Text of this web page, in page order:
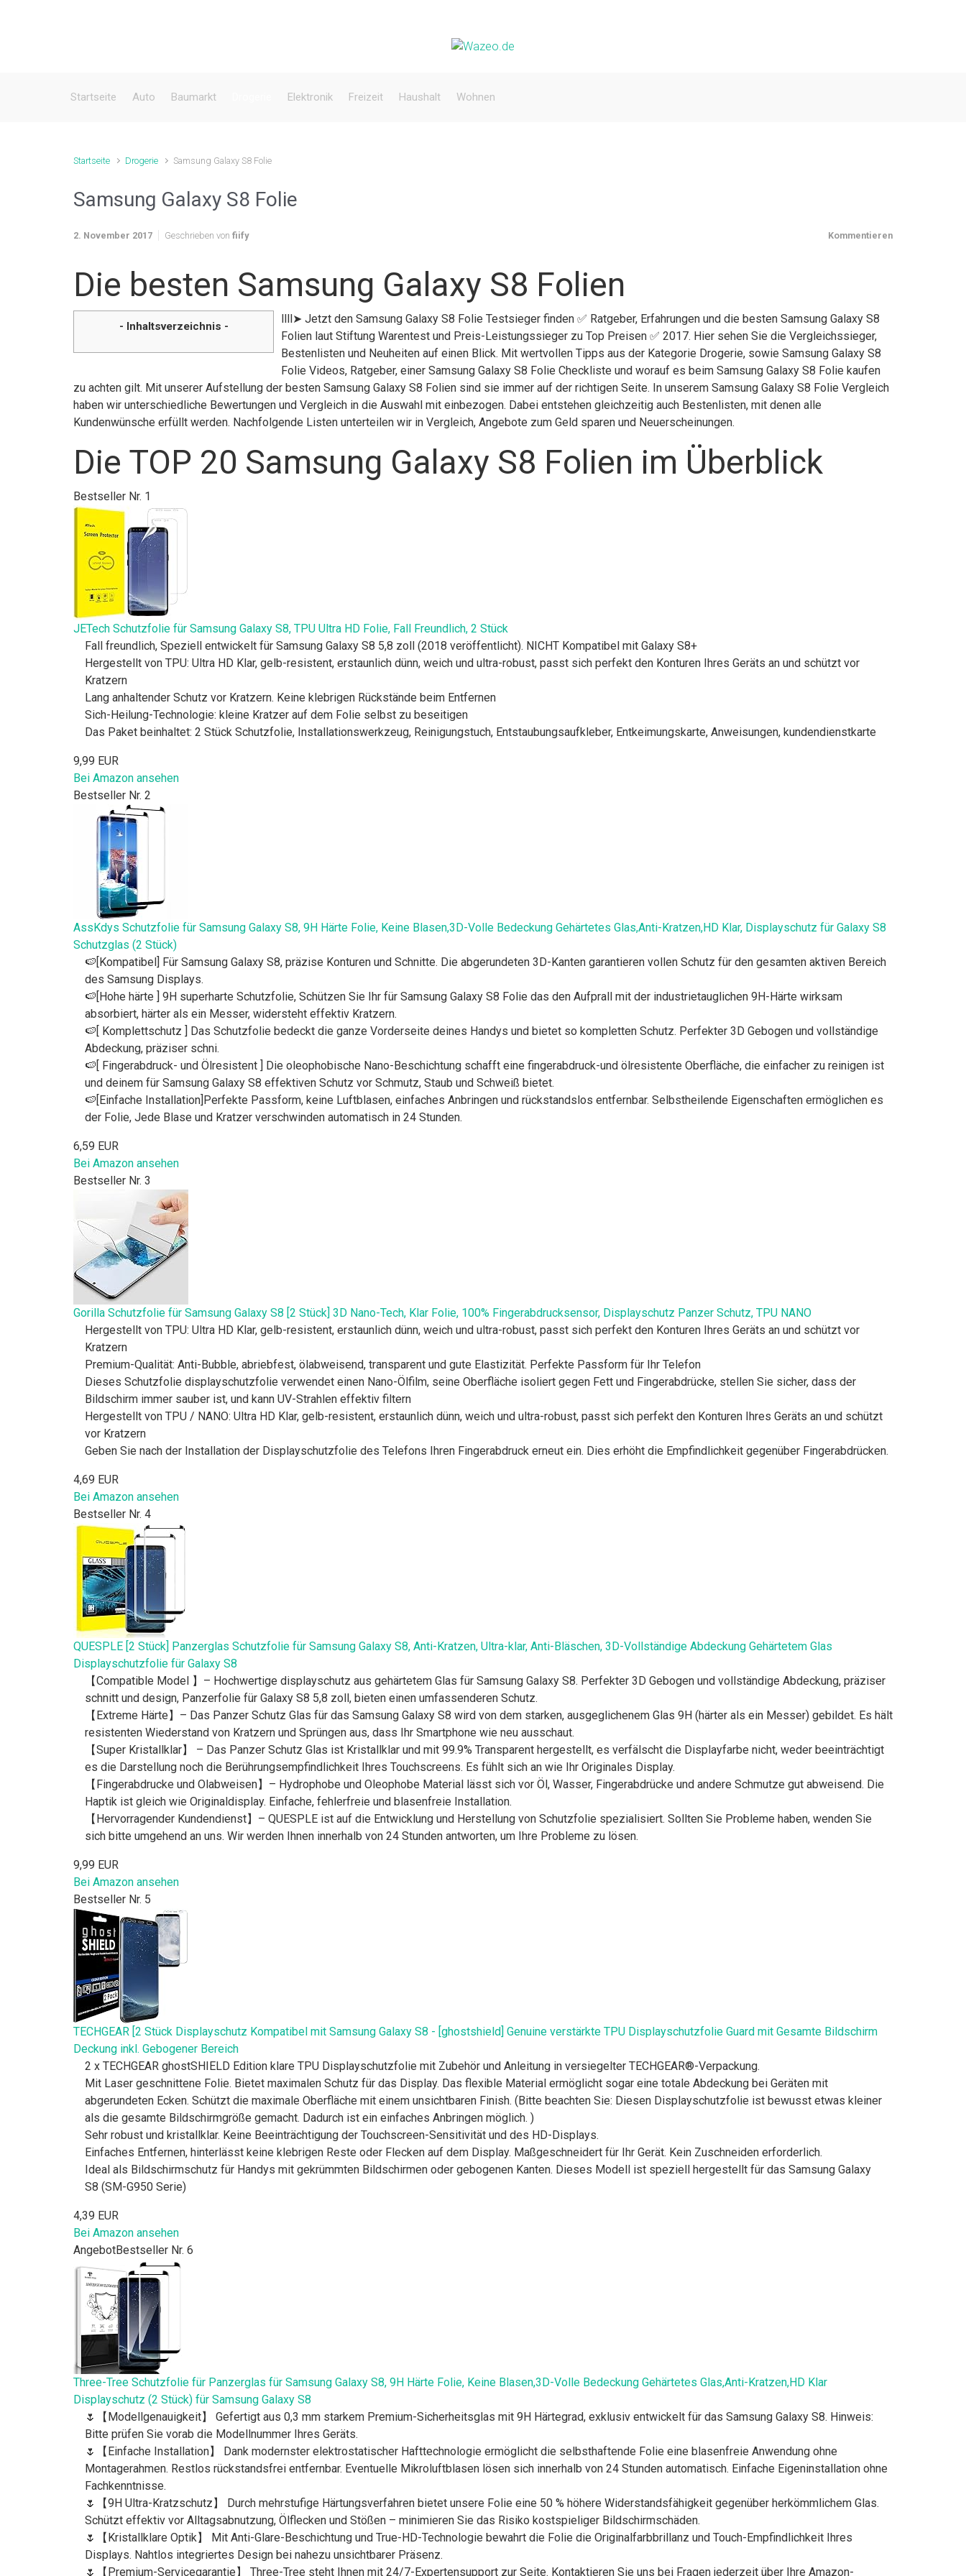
Startseite Auto Baumarkt Elektronik Freizeit Haushalt Wohnen
Startseite Drogerie Samsung Galaxy S8 Folie
Samsung Galaxy S8 Folie
2. November 2017 Geschrieben von fiify Kommentieren
Die besten Samsung Galaxy S8 Folien
- Inhaltsverzeichnis -
llll➤ Jetzt den Samsung Galaxy S8 Folie Testsieger finden ✅ Ratgeber, Erfahrungen und die besten Samsung Galaxy S8
Folien laut Stiftung Warentest und Preis-Leistungssieger zu Top Preisen ✅ 2017. Hier sehen Sie die Vergleichssieger,
Bestenlisten und Neuheiten auf einen Blick. Mit wertvollen Tipps aus der Kategorie Drogerie, sowie Samsung Galaxy S8
Folie Videos, Ratgeber, einer Samsung Galaxy S8 Folie Checkliste und worauf es beim Samsung Galaxy S8 Folie kaufen
zu achten gilt. Mit unserer Aufstellung der besten Samsung Galaxy S8 Folien sind sie immer auf der richtigen Seite. In unserem Samsung Galaxy S8 Folie Vergleich
haben wir unterschiedliche Bewertungen und Vergleich in die Auswahl mit einbezogen. Dabei entstehen gleichzeitig auch Bestenlisten, mit denen alle
Kundenwünsche erfüllt werden. Nachfolgende Listen unterteilen wir in Vergleich, Angebote zum Geld sparen und Neuerscheinungen.
Die TOP 20 Samsung Galaxy S8 Folien im Überblick
Bestseller Nr. 1
JETech Schutzfolie für Samsung Galaxy S8, TPU Ultra HD Folie, Fall Freundlich, 2 Stück
Fall freundlich, Speziell entwickelt für Samsung Galaxy S8 5,8 zoll (2018 veröffentlicht). NICHT Kompatibel mit Galaxy S8+
Hergestellt von TPU: Ultra HD Klar, gelb-resistent, erstaunlich dünn, weich und ultra-robust, passt sich perfekt den Konturen Ihres Geräts an und schützt vor
Kratzern
Lang anhaltender Schutz vor Kratzern. Keine klebrigen Rückstände beim Entfernen
Sich-Heilung-Technologie: kleine Kratzer auf dem Folie selbst zu beseitigen
Das Paket beinhaltet: 2 Stück Schutzfolie, Installationswerkzeug, Reinigungstuch, Entstaubungsaufkleber, Entkeimungskarte, Anweisungen, kundendienstkarte
9,99 EUR
Bei Amazon ansehen
Bestseller Nr. 2
AssKdys Schutzfolie für Samsung Galaxy S8, 9H Härte Folie, Keine Blasen,3D-Volle Bedeckung Gehärtetes Glas,Anti-Kratzen,HD Klar, Displayschutz für Galaxy S8
Schutzglas (2 Stück)
🍉[Kompatibel] Für Samsung Galaxy S8, präzise Konturen und Schnitte. Die abgerundeten 3D-Kanten garantieren vollen Schutz für den gesamten aktiven Bereich
des Samsung Displays.
🍉[Hohe härte ] 9H superharte Schutzfolie, Schützen Sie Ihr für Samsung Galaxy S8 Folie das den Aufprall mit der industrietauglichen 9H-Härte wirksam
absorbiert, härter als ein Messer, widersteht effektiv Kratzern.
🍉[ Komplettschutz ] Das Schutzfolie bedeckt die ganze Vorderseite deines Handys und bietet so kompletten Schutz. Perfekter 3D Gebogen und vollständige
Abdeckung, präziser schni.
🍉[ Fingerabdruck- und Ölresistent ] Die oleophobische Nano-Beschichtung schafft eine fingerabdruck-und ölresistente Oberfläche, die einfacher zu reinigen ist
und deinem für Samsung Galaxy S8 effektiven Schutz vor Schmutz, Staub und Schweiß bietet.
🍉[Einfache Installation]Perfekte Passform, keine Luftblasen, einfaches Anbringen und rückstandslos entfernbar. Selbstheilende Eigenschaften ermöglichen es
der Folie, Jede Blase und Kratzer verschwinden automatisch in 24 Stunden.
6,59 EUR
Bei Amazon ansehen
Bestseller Nr. 3
Gorilla Schutzfolie für Samsung Galaxy S8 [2 Stück] 3D Nano-Tech, Klar Folie, 100% Fingerabdrucksensor, Displayschutz Panzer Schutz, TPU NANO
Hergestellt von TPU: Ultra HD Klar, gelb-resistent, erstaunlich dünn, weich und ultra-robust, passt sich perfekt den Konturen Ihres Geräts an und schützt vor
Kratzern
Premium-Qualität: Anti-Bubble, abriebfest, ölabweisend, transparent und gute Elastizität. Perfekte Passform für Ihr Telefon
Dieses Schutzfolie displayschutzfolie verwendet einen Nano-Ölfilm, seine Oberfläche isoliert gegen Fett und Fingerabdrücke, stellen Sie sicher, dass der
Bildschirm immer sauber ist, und kann UV-Strahlen effektiv filtern
Hergestellt von TPU / NANO: Ultra HD Klar, gelb-resistent, erstaunlich dünn, weich und ultra-robust, passt sich perfekt den Konturen Ihres Geräts an und schützt
vor Kratzern
Geben Sie nach der Installation der Displayschutzfolie des Telefons Ihren Fingerabdruck erneut ein. Dies erhöht die Empfindlichkeit gegenüber Fingerabdrücken.
4,69 EUR
Bei Amazon ansehen
Bestseller Nr. 4
QUESPLE [2 Stück] Panzerglas Schutzfolie für Samsung Galaxy S8, Anti-Kratzen, Ultra-klar, Anti-Bläschen, 3D-Vollständige Abdeckung Gehärtetem Glas
Displayschutzfolie für Galaxy S8
【Compatible Model 】– Hochwertige displayschutz aus gehärtetem Glas für Samsung Galaxy S8. Perfekter 3D Gebogen und vollständige Abdeckung, präziser
schnitt und design, Panzerfolie für Galaxy S8 5,8 zoll, bieten einen umfassenderen Schutz.
【Extreme Härte】– Das Panzer Schutz Glas für das Samsung Galaxy S8 wird von dem starken, ausgeglichenem Glas 9H (härter als ein Messer) gebildet. Es hält
resistenten Wiederstand von Kratzern und Sprüngen aus, dass Ihr Smartphone wie neu ausschaut.
【Super Kristallklar】 – Das Panzer Schutz Glas ist Kristallklar und mit 99.9% Transparent hergestellt, es verfälscht die Displayfarbe nicht, weder beeinträchtigt
es die Darstellung noch die Berührungsempfindlichkeit Ihres Touchscreens. Es fühlt sich an wie Ihr Originales Display.
【Fingerabdrucke und Olabweisen】– Hydrophobe und Oleophobe Material lässt sich vor Öl, Wasser, Fingerabdrücke und andere Schmutze gut abweisend. Die
Haptik ist gleich wie Originaldisplay. Einfache, fehlerfreie und blasenfreie Installation.
【Hervorragender Kundendienst】– QUESPLE ist auf die Entwicklung und Herstellung von Schutzfolie spezialisiert. Sollten Sie Probleme haben, wenden Sie
sich bitte umgehend an uns. Wir werden Ihnen innerhalb von 24 Stunden antworten, um Ihre Probleme zu lösen.
9,99 EUR
Bei Amazon ansehen
Bestseller Nr. 5
TECHGEAR [2 Stück Displayschutz Kompatibel mit Samsung Galaxy S8 - [ghostshield] Genuine verstärkte TPU Displayschutzfolie Guard mit Gesamte Bildschirm
Deckung inkl. Gebogener Bereich
2 x TECHGEAR ghostSHIELD Edition klare TPU Displayschutzfolie mit Zubehör und Anleitung in versiegelter TECHGEAR®-Verpackung.
Mit Laser geschnittene Folie. Bietet maximalen Schutz für das Display. Das flexible Material ermöglicht sogar eine totale Abdeckung bei Geräten mit
abgerundeten Ecken. Schützt die maximale Oberfläche mit einem unsichtbaren Finish. (Bitte beachten Sie: Diesen Displayschutzfolie ist bewusst etwas kleiner
als die gesamte Bildschirmgröße gemacht. Dadurch ist ein einfaches Anbringen möglich. )
Sehr robust und kristallklar. Keine Beeinträchtigung der Touchscreen-Sensitivität und des HD-Displays.
Einfaches Entfernen, hinterlässt keine klebrigen Reste oder Flecken auf dem Display. Maßgeschneidert für Ihr Gerät. Kein Zuschneiden erforderlich.
Ideal als Bildschirmschutz für Handys mit gekrümmten Bildschirmen oder gebogenen Kanten. Dieses Modell ist speziell hergestellt für das Samsung Galaxy
S8 (SM-G950 Serie)
4,39 EUR
Bei Amazon ansehen
AngebotBestseller Nr. 6
Three-Tree Schutzfolie für Panzerglas für Samsung Galaxy S8, 9H Härte Folie, Keine Blasen,3D-Volle Bedeckung Gehärtetes Glas,Anti-Kratzen,HD Klar
Displayschutz (2 Stück) für Samsung Galaxy S8
🌷【Modellgenauigkeit】 Gefertigt aus 0,3 mm starkem Premium-Sicherheitsglas mit 9H Härtegrad, exklusiv entwickelt für das Samsung Galaxy S8. Hinweis:
Bitte prüfen Sie vorab die Modellnummer Ihres Geräts.
🌷【Einfache Installation】 Dank modernster elektrostatischer Hafttechnologie ermöglicht die selbsthaftende Folie eine blasenfreie Anwendung ohne
Montagerahmen. Restlos rückstandsfrei entfernbar. Eventuelle Mikroluftblasen lösen sich innerhalb von 24 Stunden automatisch. Einfache Eigeninstallation ohne
Fachkenntnisse.
🌷【9H Ultra-Kratzschutz】 Durch mehrstufige Härtungsverfahren bietet unsere Folie eine 50 % höhere Widerstandsfähigkeit gegenüber herkömmlichem Glas.
Schützt effektiv vor Alltagsabnutzung, Ölflecken und Stößen – minimieren Sie das Risiko kostspieliger Bildschirmschäden.
🌷【Kristallklare Optik】 Mit Anti-Glare-Beschichtung und True-HD-Technologie bewahrt die Folie die Originalfarbbrillanz und Touch-Empfindlichkeit Ihres
Displays. Nahtlos integriertes Design bei nahezu unsichtbarer Präsenz.
🌷【Premium-Servicegarantie】 Three-Tree steht Ihnen mit 24/7-Expertensupport zur Seite. Kontaktieren Sie uns bei Fragen jederzeit über Ihre Amazon-